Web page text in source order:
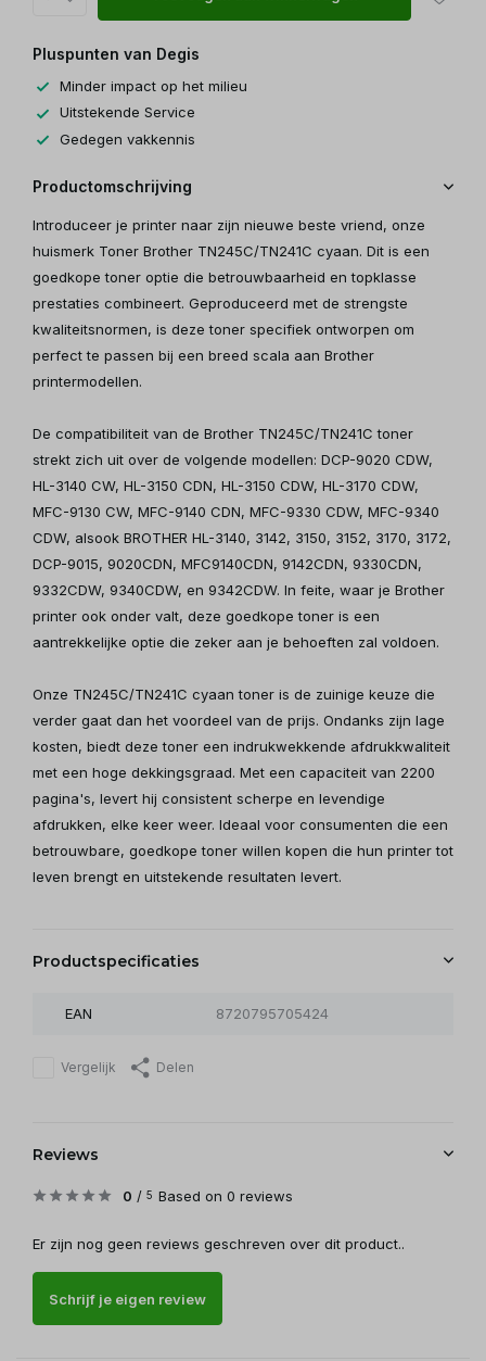
Pluspunten van Degis
Minder impact op het milieu
Uitstekende Service
Gedegen vakkennis
Productomschrijving
Introduceer je printer naar zijn nieuwe beste vriend, onze
huismerk Toner Brother TN245C/TN241C cyaan. Dit is een
goedkope toner optie die betrouwbaarheid en topklasse
prestaties combineert. Geproduceerd met de strengste
kwaliteitsnormen, is deze toner specifiek ontworpen om
perfect te passen bij een breed scala aan Brother
printermodellen.
De compatibiliteit van de Brother TN245C/TN241C toner
strekt zich uit over de volgende modellen: DCP-9020 CDW,
HL-3140 CW, HL-3150 CDN, HL-3150 CDW, HL-3170 CDW,
MFC-9130 CW, MFC-9140 CDN, MFC-9330 CDW, MFC-9340
CDW, alsook BROTHER HL-3140, 3142, 3150, 3152, 3170, 3172,
DCP-9015, 9020CDN, MFC9140CDN, 9142CDN, 9330CDN,
9332CDW, 9340CDW, en 9342CDW. In feite, waar je Brother
printer ook onder valt, deze goedkope toner is een
aantrekkelijke optie die zeker aan je behoeften zal voldoen.
Onze TN245C/TN241C cyaan toner is de zuinige keuze die
verder gaat dan het voordeel van de prijs. Ondanks zijn lage
kosten, biedt deze toner een indrukwekkende afdrukkwaliteit
met een hoge dekkingsgraad. Met een capaciteit van 2200
pagina's, levert hij consistent scherpe en levendige
afdrukken, elke keer weer. Ideaal voor consumenten die een
betrouwbare, goedkope toner willen kopen die hun printer tot
leven brengt en uitstekende resultaten levert.
Productspecificaties
EAN 8720795705424
Vergelijk Delen
Reviews
0 / 5 Based on 0 reviews
Er zijn nog geen reviews geschreven over dit product..
Schrijf je eigen review